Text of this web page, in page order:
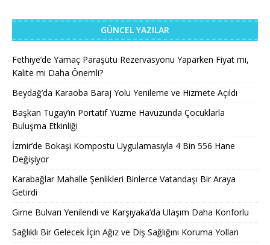
GÜNCEL YAZILAR
Fethiye’de Yamaç Paraşütü Rezervasyonu Yaparken Fiyat mı,
Kalite mi Daha Önemli?
Beydağ’da Karaoba Baraj Yolu Yenileme ve Hizmete Açıldı
Başkan Tugay’ın Portatif Yüzme Havuzunda Çocuklarla
Buluşma Etkinliği
İzmir’de Bokaşi Kompostu Uygulamasıyla 4 Bin 556 Hane
Değişiyor
Karabağlar Mahalle Şenlikleri Binlerce Vatandaşı Bir Araya
Getirdi
Girne Bulvarı Yenilendi ve Karşıyaka’da Ulaşım Daha Konforlu
Sağlıklı Bir Gelecek İçin Ağız ve Diş Sağlığını Koruma Yolları